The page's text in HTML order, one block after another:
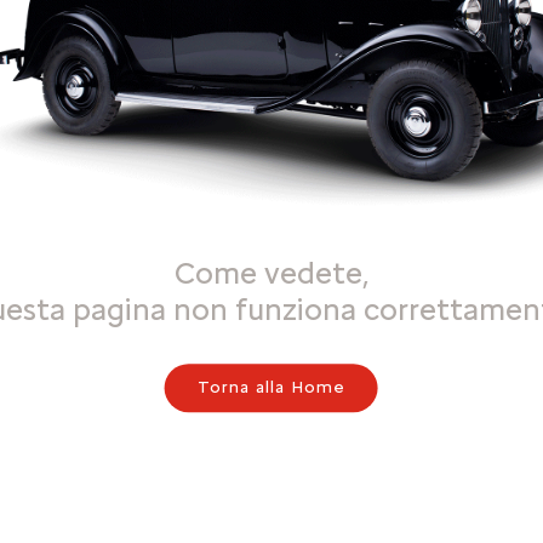
Come vedete,
pagina non funziona
Torna alla Home